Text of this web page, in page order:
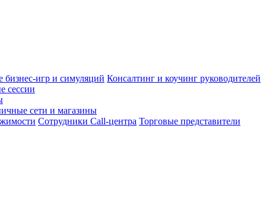
бизнес-игр и симуляций Консалтинг и коучинг руководителей
сессии
сети и магазины
Сотрудники Call-центра Торговые представители